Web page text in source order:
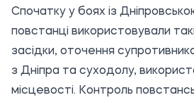
Спочатку у боях із
повстанці використовували
засідки, оточення
з Дніпра та суходолу,
місцевості. Контроль